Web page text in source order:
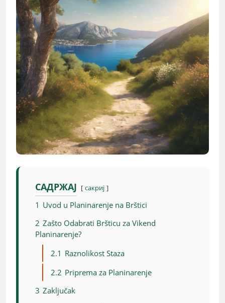
САДРЖАЈ сакриј
1 Uvod u Planinarenje na Brštici
2 Zašto Odabrati Bršticu za Vikend
Planinarenje?
2.1 Raznolikost Staza
2.2 Priprema za Planinarenje
3 Zaključak